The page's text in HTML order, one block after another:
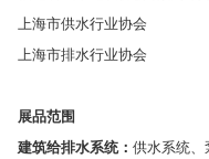
上海市供水行业协会
上海市排水行业协会
展品范围
建筑给排水系统： 供水系统、